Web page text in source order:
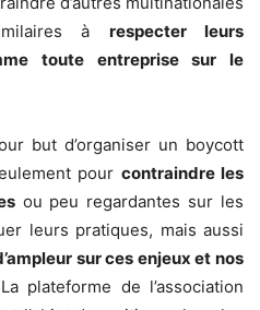
à respecter leurs
toute entreprise sur le
but d’organiser un boycott
pour contraindre les
ou peu regardantes sur les
leurs pratiques, mais aussi
sur ces enjeux et nos
La plateforme de l’association